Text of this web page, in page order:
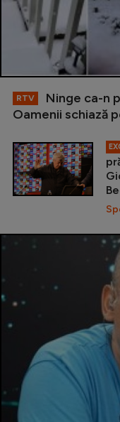
RTV
Ninge ca-n
Oamenii schiază